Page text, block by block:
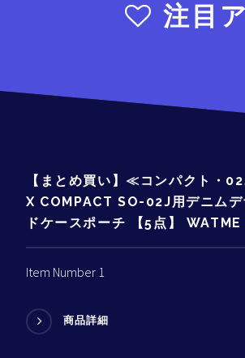
注目
【まとめ買い】≪コンパクト・
X COMPACT SO-02J用デニムデ
ドケースポーチ 【5点】 WATME
Item Number 1
商品詳細